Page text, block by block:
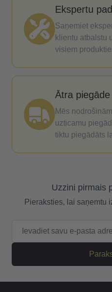
Ekspertu
Saņemiet
klientu atbalstu
visiem
Ātra piegāde
Mēs
uzticamu
tiktu piegādāts
Uzzini pirmais
Pieraksties, lai saņemtu